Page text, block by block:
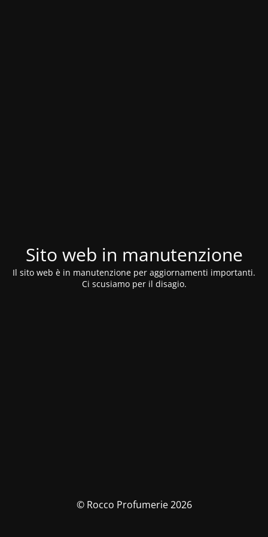
Sito web in manutenzione
Il sito web è in manutenzione per aggiornamenti importanti.
Ci scusiamo per il disagio.
© Rocco Profumerie 2026